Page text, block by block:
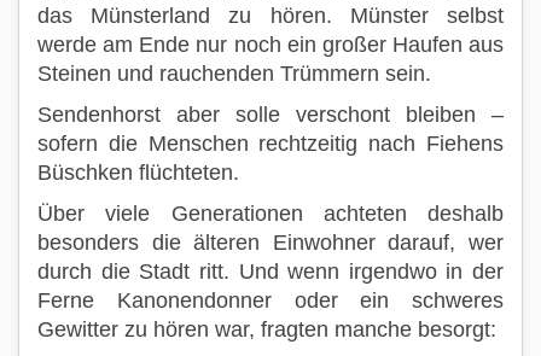
das Münsterland zu hören. Münster selbst
werde am Ende nur noch ein großer Haufen aus
Steinen und rauchenden Trümmern sein.
Sendenhorst aber solle verschont bleiben –
sofern die Menschen rechtzeitig nach Fiehens
Büschken flüchteten.
Über viele Generationen achteten deshalb
besonders die älteren Einwohner darauf, wer
durch die Stadt ritt. Und wenn irgendwo in der
Ferne Kanonendonner oder ein schweres
Gewitter zu hören war, fragten manche besorgt: